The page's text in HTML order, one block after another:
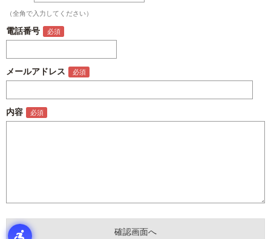
（全角で入力してください）
電話番号
メールアドレス
内容